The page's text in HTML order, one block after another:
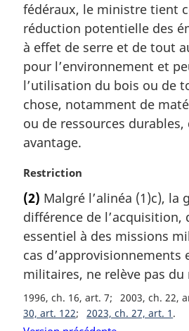
g
i
n
a
l
e
:
fédéraux, le ministre tient
réduction potentielle des
à effet de serre et de tout
pour l’environnement et
l’utilisation du bois ou de
chose, notamment de
ou de ressources
avantage.
N
t
e
m
a
g
i
n
a
Restriction
(2) Malgré l’alinéa (1)c), la
différence de l’acquisition,
essentiel à des missions
cas d’approvisionnements
militaires, ne relève pas
1996, ch. 16, art. 7 2003, ch. 22,
30, art. 122
2023, ch. 27, art. 1